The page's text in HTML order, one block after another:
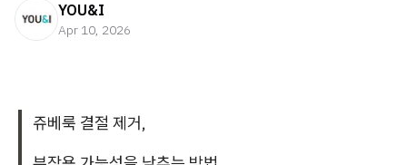
YOU&I
Apr 10, 2026
쥬베룩 결절 제거,